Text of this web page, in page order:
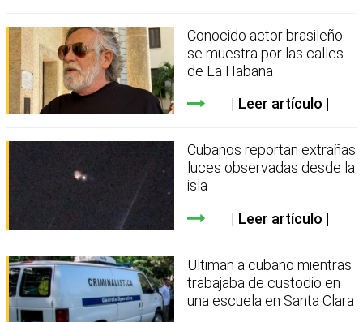
Conocido actor brasileño
se muestra por las calles
de La Habana
Leer artículo
Cubanos reportan extrañas
luces observadas desde la
isla
Leer artículo
Ultiman a cubano mientras
trabajaba de custodio en
una escuela en Santa Clara